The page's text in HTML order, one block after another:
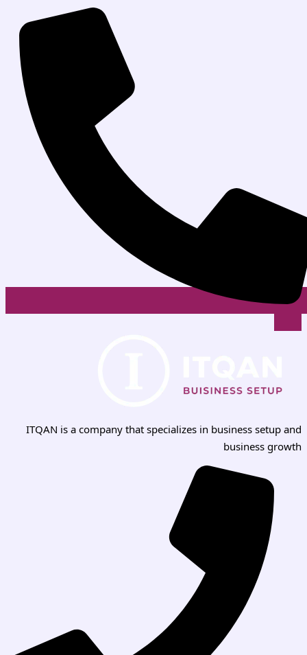
ITQAN is a company that specializes in business setup and
business growth